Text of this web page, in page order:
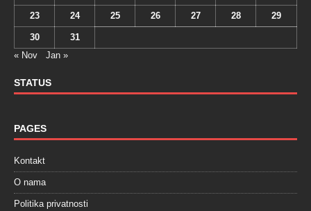
23 24 25 26 27 28 29
30
31
« Nov
Jan »
STATUS
PAGES
Kontakt
O nama
Politika privatnosti